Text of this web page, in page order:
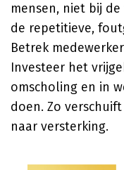
mensen, niet bij
de repetitieve,
Betrek
Investeer het
omscholing en in
doen. Zo
naar versterking.